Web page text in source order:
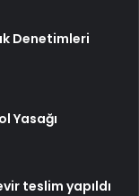
Denetimleri
Yasağı
teslim yapıldı